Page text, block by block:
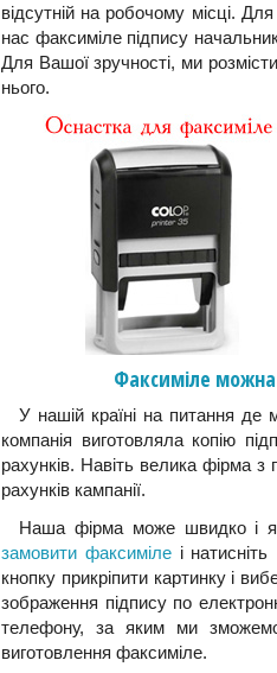
відсутній на робочому місці.
нас факсиміле підпису
Для Вашої зручності, ми
нього.
Факсиміле
У нашій країні на питання де
компанія виготовляла копію
рахунків. Навіть велика фірма
рахунків кампанії.
Наша фірма може швидко і
замовити факсимілеі
кнопку прикріпити картинку і
зображення підпису по
телефону, за яким ми
виготовлення факсиміле.